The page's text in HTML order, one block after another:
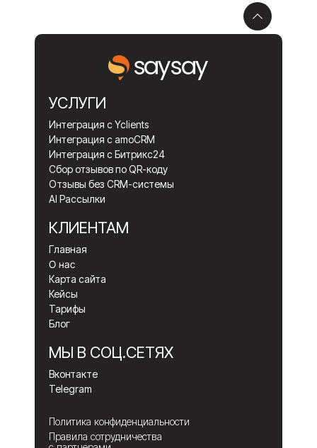
УСЛУГИ
Интеграция с Yclients
Интеграция с amoCRM
Интеграция с Битрикс24
Сбор отзывов по QR-коду
Отзывы без CRM-системы
AI Рассылки
КЛИЕНТАМ
Главная
О нас
Карта сайта
Кейсы
Тарифы
Блог
МЫ В СОЦ.СЕТЯХ
Вконтакте
Telegram
Правила сотрудничества
Политика конфиденциальности